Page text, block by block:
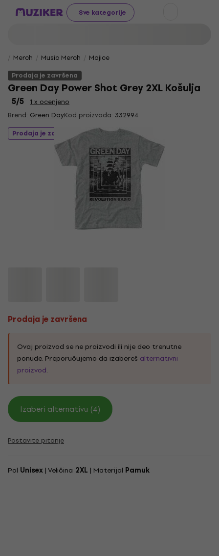
Sve kategorije
Merch Music Merch
Majice
Prodaja je završena
Green Day Power Shot Grey 2XL Košulja
5/5
1 x ocenjeno
Brend: Green DayKod proizvoda: 332994
Prodaja je završena
Prodaja je završena
Ovaj proizvod se ne proizvodi ili nije deo trenutne
ponude. Preporučujemo da izabereš alternativni
proizvod.
Izaberi alternativu (4)
Postavite pitanje
Pol Unisex | Veličina 2XL | Materijal Pamuk